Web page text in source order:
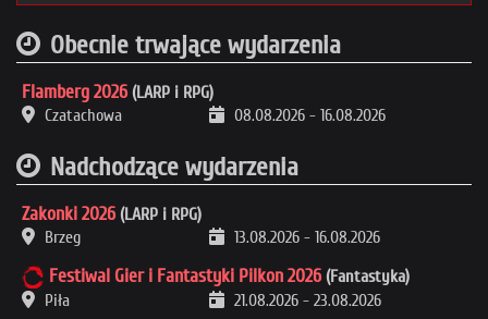
Obecnie trwające wydarzenia
Flamberg 2026 (LARP i RPG)
Czatachowa
08.08.2026 - 16.08.2026
Nadchodzące wydarzenia
Zakonki 2026 (LARP i RPG)
Brzeg
13.08.2026 - 16.08.2026
Festiwal Gier i Fantastyki Pilkon 2026 (Fantastyka)
Piła
21.08.2026 - 23.08.2026